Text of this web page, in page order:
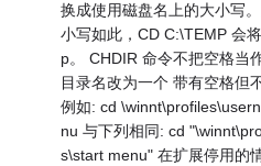
换成使用磁盘名上的大小写
小写如此，CD C:\TEMP 会
p。 CHDIR 命令不把空格当
目录名改为一个 带有空格但
例如: cd
nu 与下列相同: cd
s\start menu" 在扩展停用的